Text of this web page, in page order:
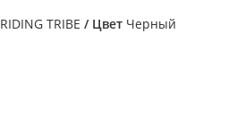
RIDING TRIBE / Цвет Черный